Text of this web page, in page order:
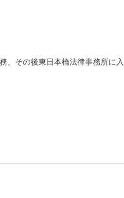
、その後東日本橋法律事務所に入